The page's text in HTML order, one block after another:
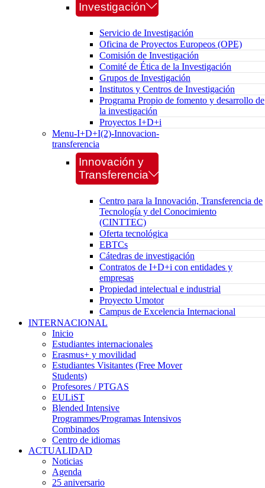
Investigación
Servicio de Investigación
Oficina de Proyectos Europeos (OPE)
Comisión de Investigación
Comité de Ética de la Investigación
Grupos de Investigación
Institutos y Centros de Investigación
Programa Propio de fomento y desarrollo de
la investigación
Proyectos I+D+i
Menu-I+D+I(2)-Innovacion-
transferencia
Innovación y
Transferencia
Centro para la Innovación, Transferencia de
Tecnología y del Conocimiento
(CINTTEC)
Oferta tecnológica
EBTCs
Cátedras de investigación
Contratos de I+D+i con entidades y
empresas
Propiedad intelectual e industrial
Proyecto Umotor
Campus de Excelencia Internacional
INTERNACIONAL
Inicio
Estudiantes internacionales
Erasmus+ y movilidad
Estudiantes Visitantes (Free Mover
Students)
Profesores / PTGAS
EULiST
Blended Intensive
Programmes/Programas Intensivos
Combinados
Centro de idiomas
ACTUALIDAD
Noticias
Agenda
25 aniversario